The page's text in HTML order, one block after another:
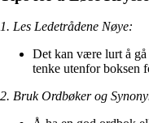
1. Les Ledetrådene Nøye:
Det kan være lurt å gå
tenke utenfor boksen
2. Bruk Ordbøker og